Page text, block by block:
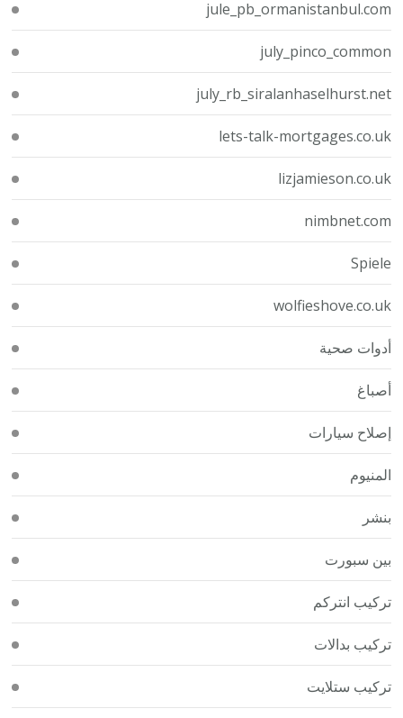
jule_pb_ormanistanbul.com
july_pinco_common
july_rb_siralanhaselhurst.net
lets-talk-mortgages.co.uk
lizjamieson.co.uk
nimbnet.com
Spiele
wolfieshove.co.uk
أدوات صحية
أصباغ
إصلاح سيارات
المنيوم
بنشر
بين سبورت
تركيب انتركم
تركيب بدالات
تركيب ستلايت